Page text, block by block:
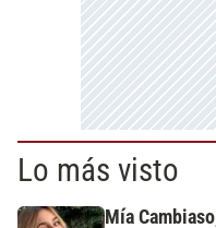
Lo más visto
Mía